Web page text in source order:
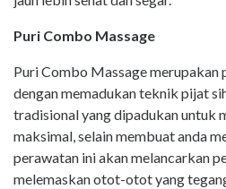
Puri Combo Massage
Puri Combo Massage merupakan
dengan memadukan teknik pijat
tradisional yang dipadukan untuk
maksimal, selain membuat anda
perawatan ini akan melancarkan
melemaskan otot-otot yang